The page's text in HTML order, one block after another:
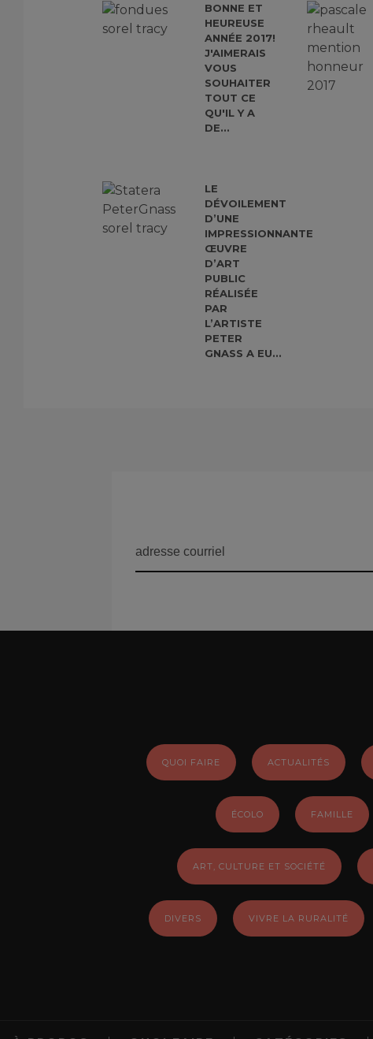
BONNE ET
HEUREUSE
ANNÉE 2017!
J'AIMERAIS
VOUS
SOUHAITER
TOUT CE
QU'IL Y A
DE...
LE
DÉVOILEMENT
D’UNE
IMPRESSIONNANTE
ŒUVRE
D’ART
PUBLIC
RÉALISÉE
PAR
L’ARTISTE
PETER
GNASS A EU...
QUOI FAIRE ACTUALITÉS
ÉCOLO FAMILLE
ART, CULTURE ET SOCIÉTÉ
DIVERS VIVRE LA RURALITÉ